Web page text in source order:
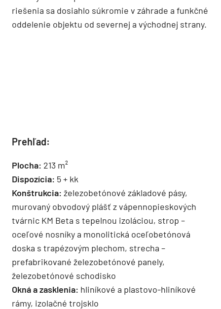
riešenia sa dosiahlo súkromie v záhrade a funkčné
oddelenie objektu od severnej a východnej strany.
Prehľad:
Plocha: 213 m²
Dispozícia: 5 + kk
Konštrukcia: železobetónové základové pásy,
murovaný obvodový plášť z vápennopieskových
tvárnic KM Beta s tepelnou izoláciou, strop –
oceľové nosníky a monolitická oceľobetónová
doska s trapézovým plechom, strecha –
prefabrikované železobetónové panely,
železobetónové schodisko
Okná a zasklenia: hliníkové a plastovo-hliníkové
rámy, izolačné trojsklo